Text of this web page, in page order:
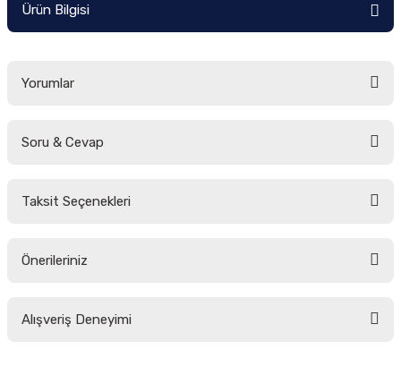
Ürün Bilgisi
Yorumlar
Soru & Cevap
Taksit Seçenekleri
Önerileriniz
yetersiz gördüğünüz noktaları öneri formunu kullanarak tarafımıza
Alışveriş Deneyimi